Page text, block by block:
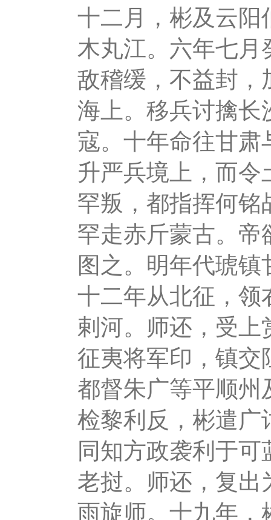
十二月，彬及云阳
木丸江。六年七月
敌稽缓，不益封，
海上。移兵讨擒长
寇。十年命往甘肃
升严兵境上，而
罕叛，都指挥何铭
罕走赤斤蒙古。帝
图之。明年代琥
十二年从北征，领
剌河。师还，受
征夷将军印，镇交
都督朱广等平顺州
检黎利反，彬遣广
同知方政袭利于
老挝。师还，复出
雨旋师。十九年，